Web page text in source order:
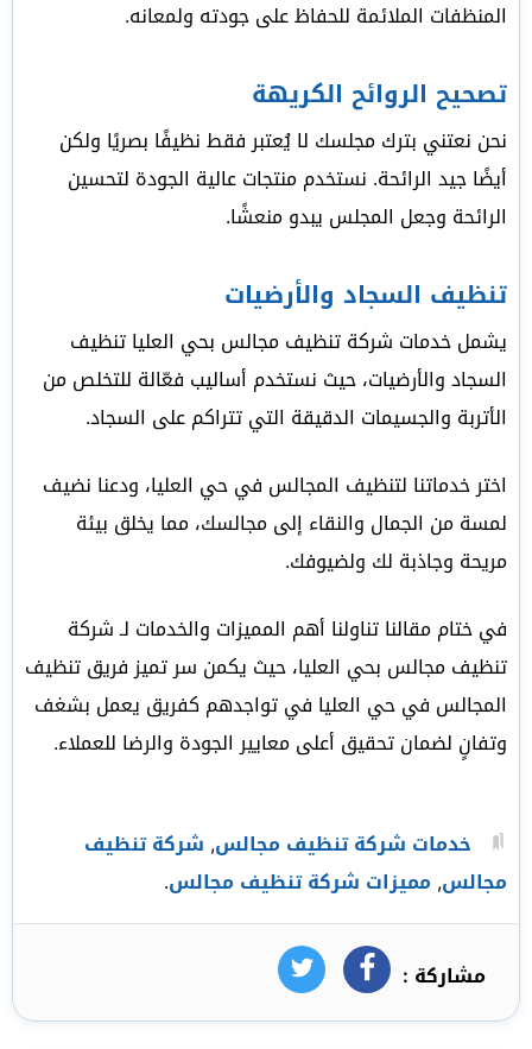
المنظفات الملائمة للحفاظ على جودته ولمعانه.
تصحيح الروائح الكريهة
نحن نعتني بترك مجلسك لا يُعتبر فقط نظيفًا بصريًا ولكن
أيضًا جيد الرائحة. نستخدم منتجات عالية الجودة لتحسين
الرائحة وجعل المجلس يبدو منعشًا.
تنظيف السجاد والأرضيات
يشمل خدمات شركة تنظيف مجالس بحي العليا تنظيف
السجاد والأرضيات، حيث نستخدم أساليب فعّالة للتخلص من
الأتربة والجسيمات الدقيقة التي تتراكم على السجاد.
اختر خدماتنا لتنظيف المجالس في حي العليا، ودعنا نضيف
لمسة من الجمال والنقاء إلى مجالسك، مما يخلق بيئة
مريحة وجاذبة لك ولضيوفك.
في ختام مقالنا تناولنا أهم المميزات والخدمات لـ شركة
تنظيف مجالس بحي العليا، حيث يكمن سر تميز فريق تنظيف
المجالس في حي العليا في تواجدهم كفريق يعمل بشغف
وتفانٍ لضمان تحقيق أعلى معايير الجودة والرضا للعملاء.
خدمات شركة تنظيف مجالس, شركة تنظيف
مجالس,مميزات شركة تنظيف مجالس.
مشاركة : فيسبوكتويتر